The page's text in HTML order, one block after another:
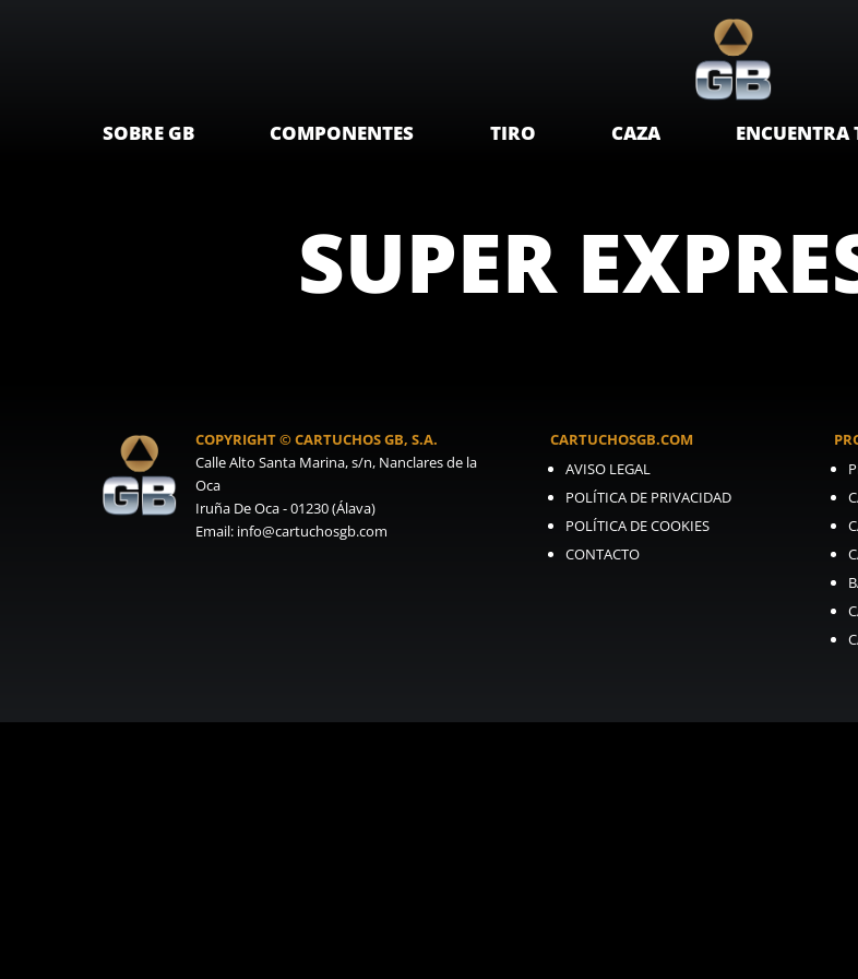
SOBRE GB COMPONENTES TIRO CAZA ENCUENTRA
SUPER
COPYRIGHT © CARTUCHOS GB, S.A.
Calle Alto Santa Marina, s/n, Nanclares de la
Oca
Iruña De Oca - 01230 (Álava)
Email: info@cartuchosgb.com
CARTUCHOSGB.COM
AVISO LEGAL
POLÍTICA DE PRIVACIDAD
POLÍTICA DE COOKIES
CONTACTO